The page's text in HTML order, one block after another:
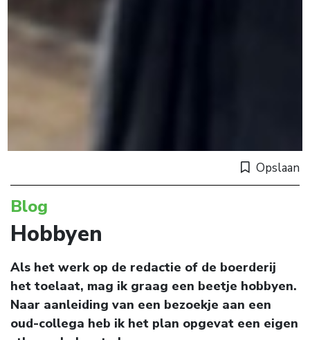
Opslaan
Blog
Hobbyen
Als het werk op de redactie of de boerderij
het toelaat, mag ik graag een beetje hobbyen.
Naar aanleiding van een bezoekje aan een
oud-collega heb ik het plan opgevat een eigen